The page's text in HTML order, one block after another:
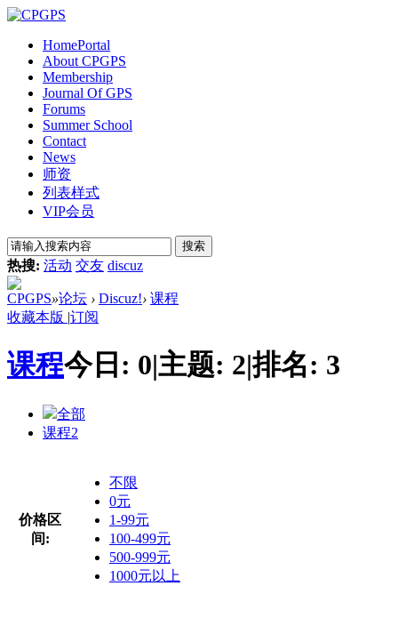
HomePortal
About CPGPS
Membership
Journal Of GPS
Forums
Summer School
Contact
News
师资
列表样式
VIP会员
搜索
热搜: 活动 交友 discuz
CPGPS»论坛 › Discuz!› 课程
收藏本版 |订阅
课程今日: 0|主题: 2|排名: 3
全部
课程2
价格区
间:
不限
0元
1-99元
100-499元
500-999元
1000元以上